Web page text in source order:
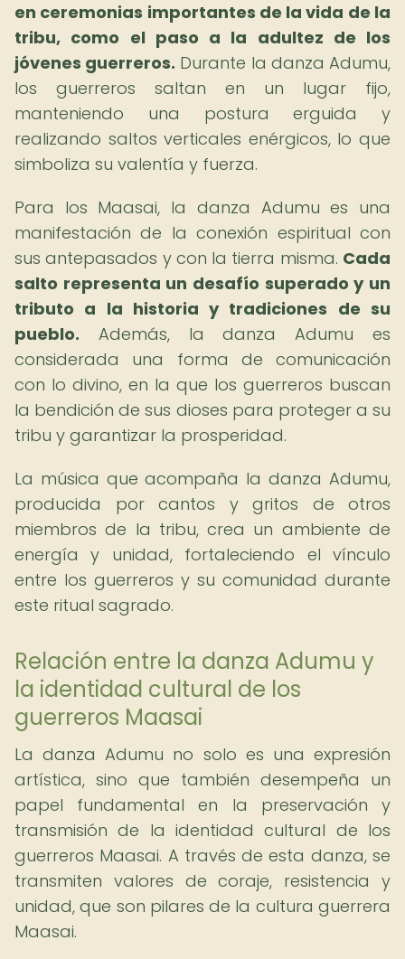
en ceremonias importantes de la vida de la
tribu, como el paso a la adultez de los
jóvenes guerreros. Durante la danza Adumu,
los guerreros saltan en un lugar fijo,
manteniendo una postura erguida y
realizando saltos verticales enérgicos, lo que
simboliza su valentía y fuerza.
Para los Maasai, la danza Adumu es una
manifestación de la conexión espiritual con
sus antepasados y con la tierra misma. Cada
salto representa un desafío superado y un
tributo a la historia y tradiciones de su
pueblo. Además, la danza Adumu es
considerada una forma de comunicación
con lo divino, en la que los guerreros buscan
la bendición de sus dioses para proteger a su
tribu y garantizar la prosperidad.
La música que acompaña la danza Adumu,
producida por cantos y gritos de otros
miembros de la tribu, crea un ambiente de
energía y unidad, fortaleciendo el vínculo
entre los guerreros y su comunidad durante
este ritual sagrado.
Relación entre la danza Adumu y
la identidad cultural de los
guerreros Maasai
La danza Adumu no solo es una expresión
artística, sino que también desempeña un
papel fundamental en la preservación y
transmisión de la identidad cultural de los
guerreros Maasai. A través de esta danza, se
transmiten valores de coraje, resistencia y
unidad, que son pilares de la cultura guerrera
Maasai.